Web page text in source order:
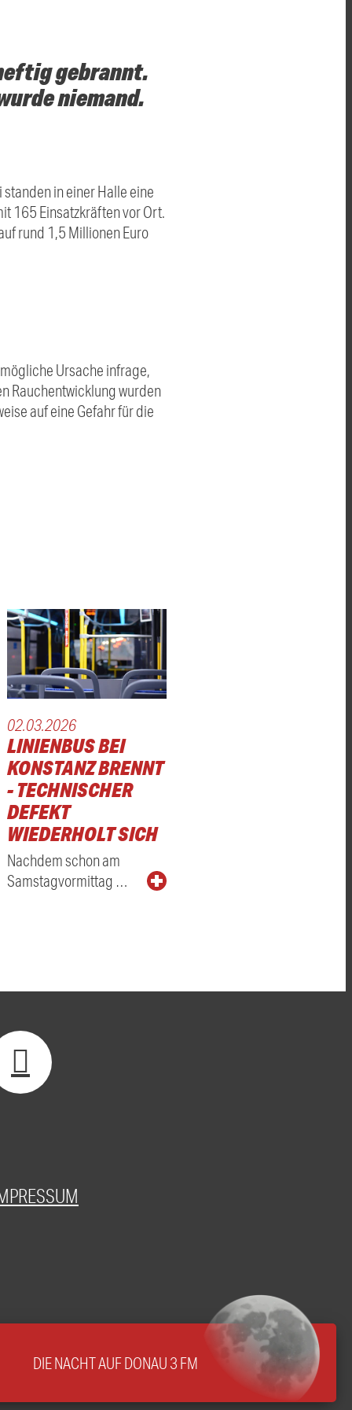
gebrannt.
niemand.
in einer Halle eine
165 Einsatzkräften vor Ort.
rund 1,5 Millionen Euro
Ursache infrage,
Rauchentwicklung wurden
auf eine Gefahr für die
02.03.2026
LINIENBUS BEI
KONSTANZ BRENNT
- TECHNISCHER
DEFEKT
WIEDERHOLT SICH
Nachdem schon am
Samstagvormittag …
DIE NACHT AUF DONAU 3 FM